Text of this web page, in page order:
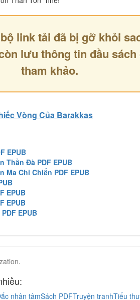
link tải đã bị gỡ khỏi
lưu thông tin đầu sách
tham khảo.
Vòng Của Barakkas
EPUB
Thần Đà PDF EPUB
Ma Chi Chiến PDF EPUB
EPUB
EPUB
EPUB
nhân tâmSách PDFTruyện tranhTiểu